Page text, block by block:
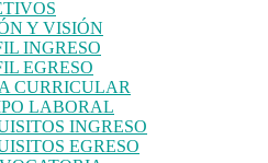
Y VISIÓN
INGRESO
EGRESO
CURRICULAR
LABORAL
INGRESO
EGRESO